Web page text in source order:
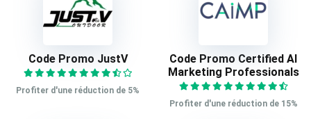
Code Promo JustV
Profiter d'une réduction de 5%
Code Promo Certified AI
Marketing Professionals
Profiter d'une réduction de 15%